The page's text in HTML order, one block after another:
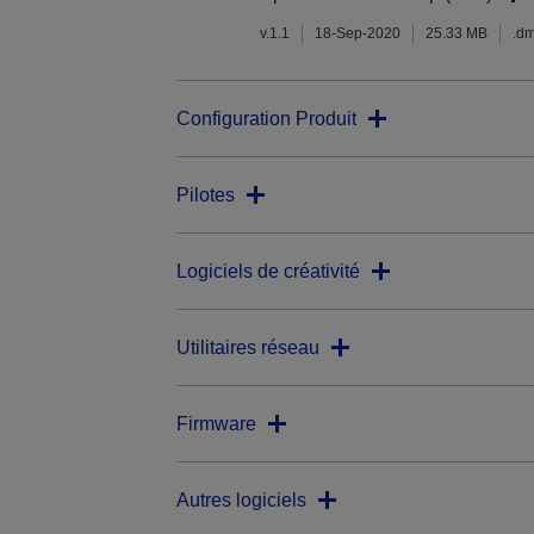
v.1.1 18-Sep-2020 25.33 MB
Configuration Produit
Pilotes
Logiciels de créativité
Utilitaires réseau
Firmware
Autres logiciels